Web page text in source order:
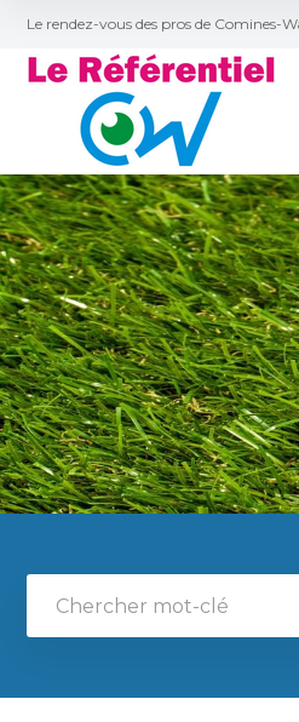
Le rendez-vous des pros de Comines-